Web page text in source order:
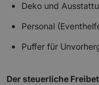
Deko und
Personal
Puffer für
Der steuerliche